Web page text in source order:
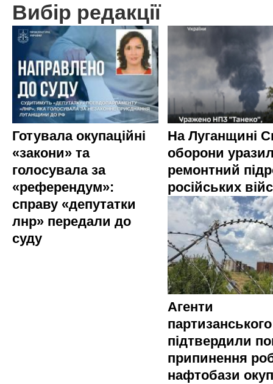
Вибір редакції
Готувала окупаційні
«закони» та
голосувала за
«референдум»:
справу «депутатки
лнр» передали до
суду
На Луганщині
оборони
ремонтний
російських
Агенти
підтвердили
припинення
нафтобази